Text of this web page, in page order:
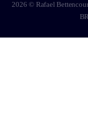
2026 © Rafael